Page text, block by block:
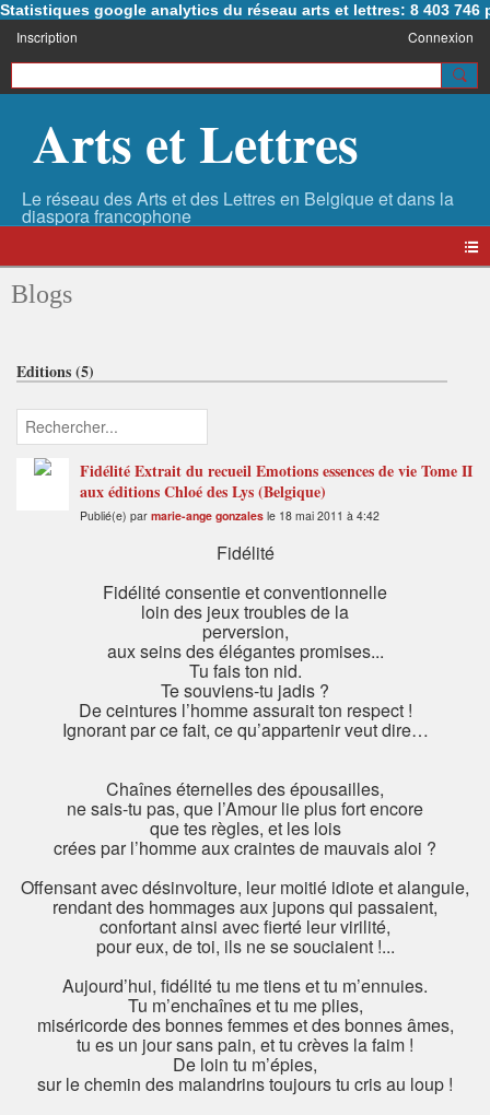
Statistiques google analytics du réseau arts et lettres: 8 403 746
Inscription Connexion
Arts et Lettres
Blogs
Editions (5)
Fidélité Extrait du recueil Emotions essences de vie Tome II
aux éditions Chloé des Lys (Belgique)
Publié(e) par marie-ange gonzales le 18 mai 2011 à 4:42
Fidélité
Fidélité consentie et conventionnelle
loin des jeux troubles de la
perversion,
aux seins des élégantes promises...
Tu fais ton nid.
Te souviens-tu jadis ?
De ceintures l’homme assurait ton respect !
Ignorant par ce fait, ce qu’appartenir veut dire…
Chaînes éternelles des épousailles,
ne sais-tu pas, que l’Amour lie plus fort encore
que tes règles, et les lois
crées par l’homme aux craintes de mauvais aloi ?
Offensant avec désinvolture, leur moitié idiote et alanguie,
rendant des hommages aux jupons qui passaient,
confortant ainsi avec fierté leur virilité,
pour eux, de toi, ils ne se souciaient !...
Aujourd’hui, fidélité tu me tiens et tu m’ennuies.
Tu m’enchaînes et tu me plies,
miséricorde des bonnes femmes et des bonnes âmes,
tu es un jour sans pain, et tu crèves la faim !
De loin tu m’épies,
sur le chemin des malandrins toujours tu cris au loup !